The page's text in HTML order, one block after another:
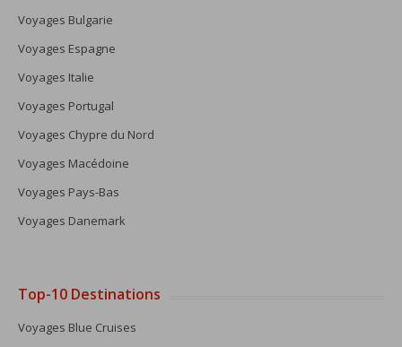
Voyages Bulgarie
Voyages Espagne
Voyages Italie
Voyages Portugal
Voyages Chypre du Nord
Voyages Macédoine
Voyages Pays-Bas
Voyages Danemark
Top-10 Destinations
Voyages Blue Cruises